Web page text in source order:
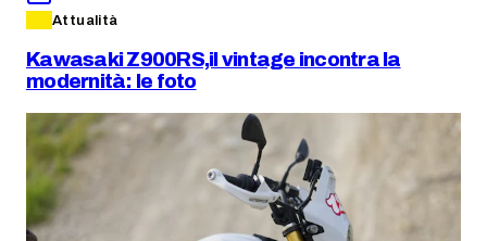
Attualità
Kawasaki Z900RS,il vintage incontra la
modernità: le foto